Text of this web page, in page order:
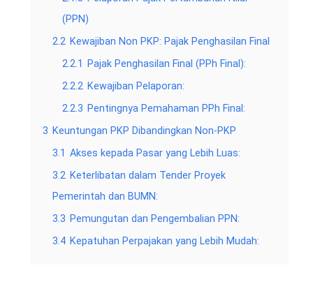
(PPN)
2.2 Kewajiban Non PKP: Pajak Penghasilan Final
2.2.1
Pajak Penghasilan Final (PPh Final):
2.2.2 Kewajiban Pelaporan:
2.2.3 Pentingnya Pemahaman PPh Final:
3 Keuntungan PKP Dibandingkan Non-PKP
3.1 Akses kepada Pasar yang Lebih Luas:
3.2 Keterlibatan dalam Tender Proyek
Pemerintah dan BUMN:
3.3 Pemungutan dan Pengembalian PPN:
3.4 Kepatuhan Perpajakan yang Lebih Mudah: